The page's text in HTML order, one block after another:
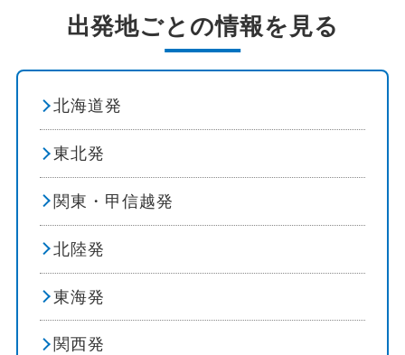
イルミネーション
花 / 自然
自然探訪
登山・ハイキング
オーロラ観賞
島めぐり
紅葉
出発地ごとの情報を見る
北海道発
東北発
関東・甲信越発
北陸発
東海発
関西発